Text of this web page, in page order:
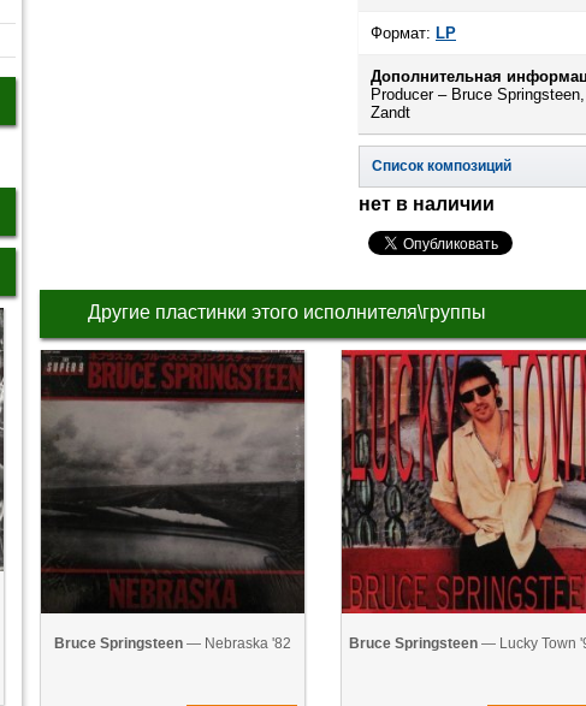
Формат: LP
Дополнительная
Producer – Bruce
Zandt
Список композиций
нет в наличии
Другие пластинки этого исполнителя\группы
Bruce Springsteen — Nebraska '82 Bruce Springsteen— Lucky Town